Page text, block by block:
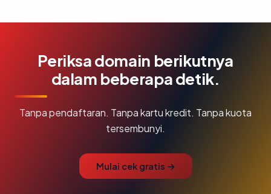
Periksa domain berikutnya
dalam beberapa detik.
Tanpa pendaftaran. Tanpa kartu kredit. Tanpa kuota
tersembunyi.
Mulai cek gratis →